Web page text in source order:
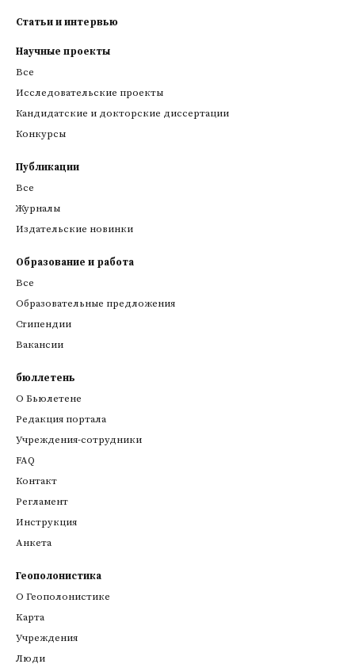
Статьи и интервью
Научные проекты
Все
Исследовательские проекты
Кандидатские и докторские диссертации
Конкурсы
Публикации
Все
Журналы
Издательские новинки
Образование и работа
Все
Образовательные предложения
Стипендии
Вакансии
бюллетень
О Бьюлетене
Редакция портала
Учреждения-сотрудники
FAQ
Контакт
Регламент
Инструкция
Анкета
Геополонистика
О Геополонистике
Kарта
Учреждения
Люди